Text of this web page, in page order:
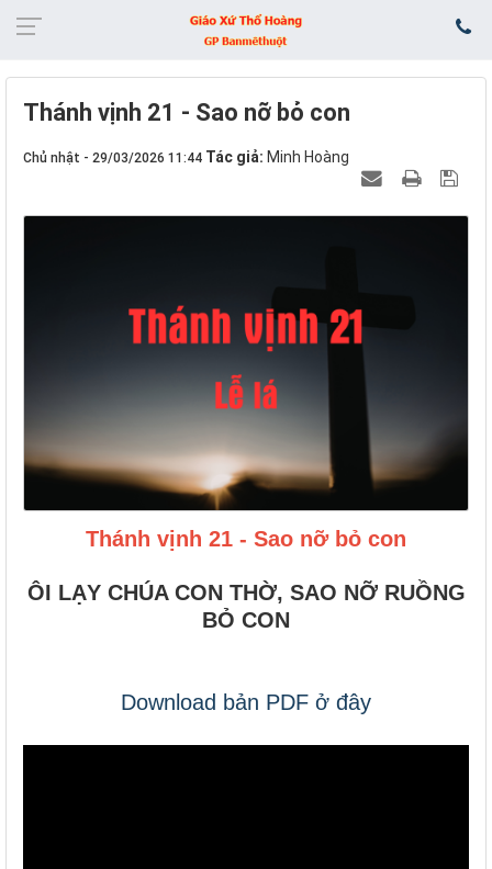
Thánh vịnh 21 - Sao nỡ bỏ con
Chủ nhật - 29/03/2026 11:44 Tác giả: Minh Hoàng
Thánh vịnh 21 - Sao nỡ bỏ con
ÔI LẠY CHÚA CON THỜ, SAO NỠ RUỒNG
BỎ CON
Download bản PDF ở đây